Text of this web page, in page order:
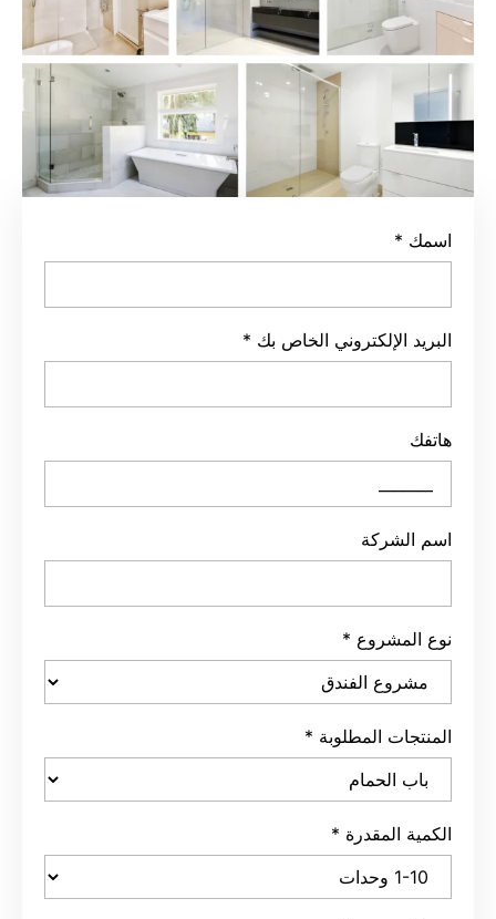
اسمك *
البريد الإلكتروني الخاص بك *
هاتفك
اسم الشركة
نوع المشروع *
المنتجات المطلوبة *
الكمية المقدرة *